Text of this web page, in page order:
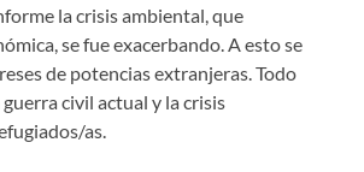
la crisis ambiental, que
se fue exacerbando. A esto se
de potencias extranjeras. Todo
civil actual y la crisis
as.